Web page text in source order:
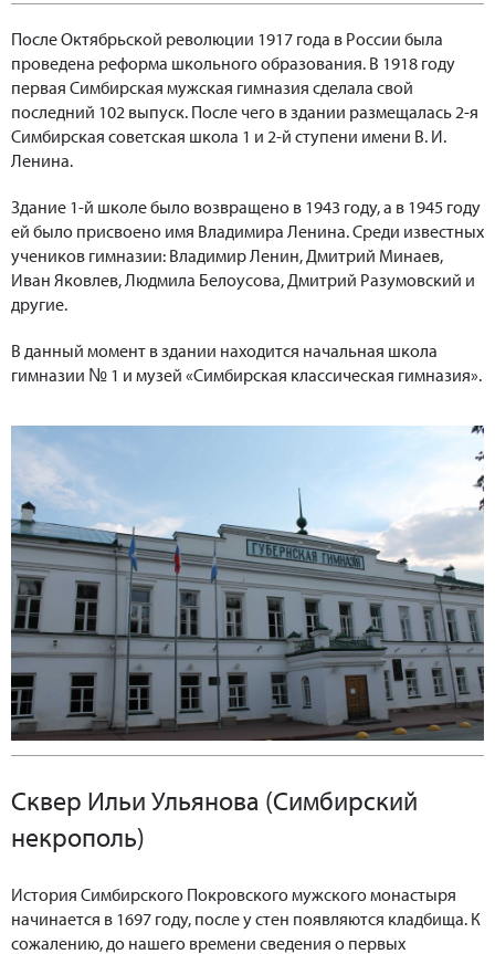
После Октябрьской революции 1917 года в России была
проведена реформа школьного образования. В 1918 году
первая Симбирская мужская гимназия сделала свой
последний 102 выпуск. После чего в здании размещалась 2-я
Симбирская советская школа 1 и 2-й ступени имени В. И.
Ленина.
Здание 1-й школе было возвращено в 1943 году, а в 1945 году
ей было присвоено имя Владимира Ленина. Среди известных
учеников гимназии: Владимир Ленин, Дмитрий Минаев,
Иван Яковлев, Людмила Белоусова, Дмитрий Разумовский и
другие.
В данный момент в здании находится начальная школа
гимназии № 1 и музей «Симбирская классическая гимназия».
Сквер Ильи Ульянова (Симбирский
некрополь)
История Симбирского Покровского мужского монастыря
начинается в 1697 году, после у стен появляются кладбища. К
сожалению, до нашего времени сведения о первых